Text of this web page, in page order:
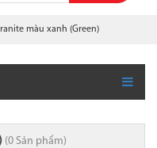
màu xanh (Green)
(0 Sản phẩm)